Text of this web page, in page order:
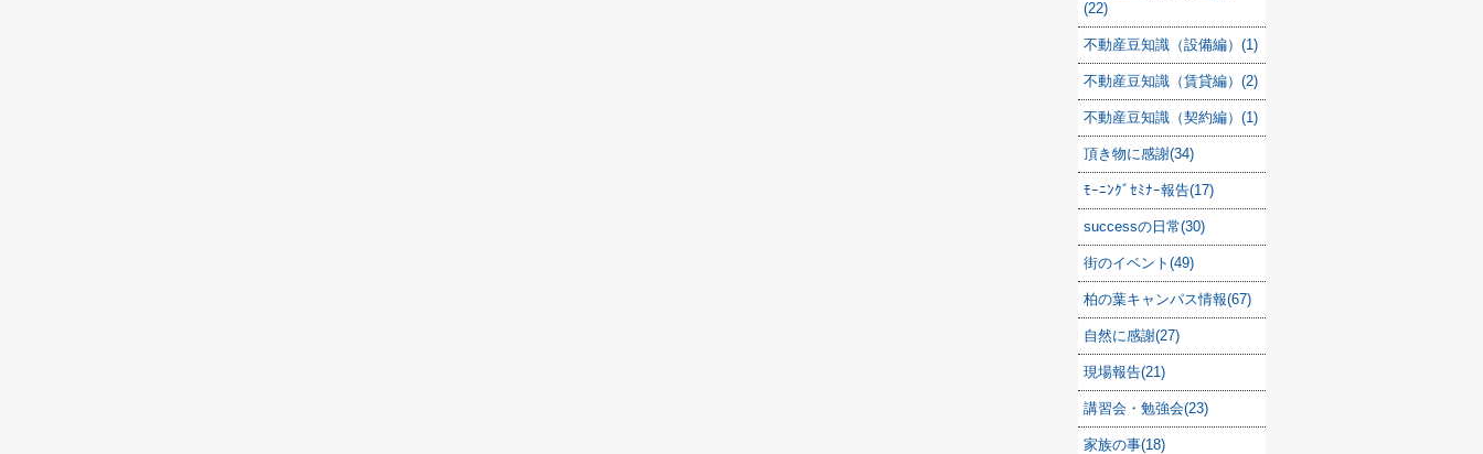
(22)
不動産豆知識（設備編）(1)
不動産豆知識（賃貸編）(2)
不動産豆知識（契約編）(1)
頂き物に感謝(34)
ﾓｰﾆﾝｸﾞｾﾐﾅｰ報告(17)
successの日常(30)
街のイベント(49)
柏の葉キャンパス情報(67)
自然に感謝(27)
現場報告(21)
講習会・勉強会(23)
家族の事(18)